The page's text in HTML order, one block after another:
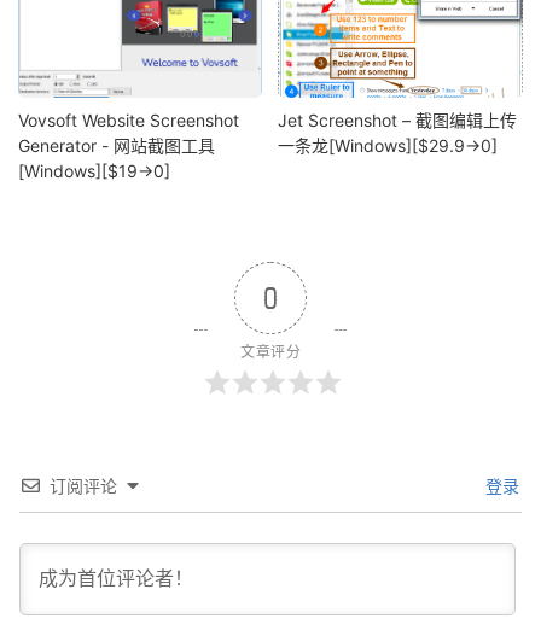
Vovsoft Website Screenshot
Generator - 网站截图工具
[Windows][$19→0]
Jet Screenshot – 截图编辑上传
一条龙[Windows][$29.9→0]
0
文章评分
订阅评论 登录